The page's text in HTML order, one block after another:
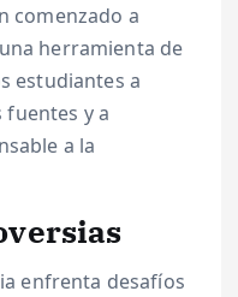
comenzado a
herramienta de
estudiantes a
fuentes y a
a la
enfrenta desafíos